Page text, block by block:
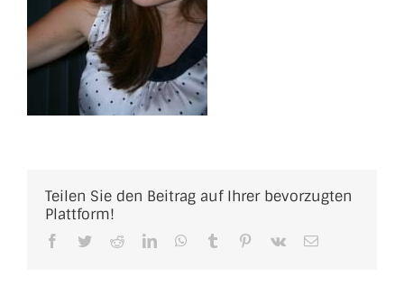
Teilen Sie den Beitrag auf Ihrer bevorzugten
Plattform!
Facebook
TwitterRedditLinkedInWhatsApp
Tumblr Pinterest
Vk
E-